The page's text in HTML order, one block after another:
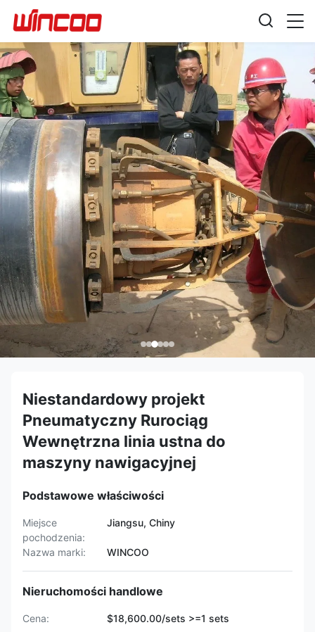
Niestandardowy projekt
Pneumatyczny Rurociąg
Wewnętrzna linia ustna do
maszyny nawigacyjnej
Podstawowe właściwości
Miejsce
pochodzenia:
Jiangsu, Chiny
Nazwa marki: WINCOO
Nieruchomości handlowe
Cena: $18,600.00/sets >=1 sets